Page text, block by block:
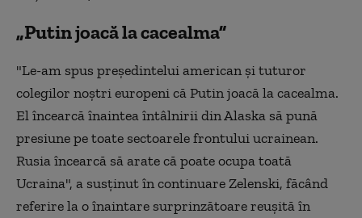
„Putin joacă la cacealma”
"Le-am spus preşedintelui american şi tuturor
colegilor noştri europeni că Putin joacă la cacealma.
El încearcă înaintea întâlnirii din Alaska să pună
presiune pe toate sectoarele frontului ucrainean.
Rusia încearcă să arate că poate ocupa toată
Ucraina", a susţinut în continuare Zelenski, făcând
referire la o înaintare surprinzătoare reuşită în